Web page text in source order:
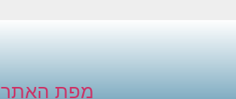
מפת האתר